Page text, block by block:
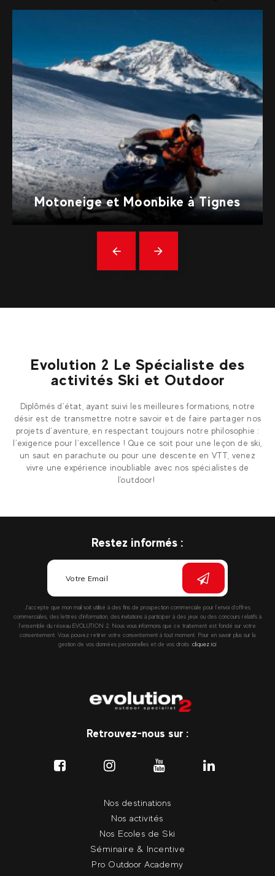
Motoneige et Moonbike à Tignes
Précédent
En
savoir
Evolution 2 Le Spécialiste des
activités Ski et Outdoor
Diplômés d’état, ayant suivi les meilleures formations, notre
désir est de transmettre notre savoir et de faire partager nos
projets d’aventure, en respectant toujours notre philosophie :
l’exigence pour l’excellence ! Que ce soit pour une leçon de ski,
un saut en parachute ou pour une descente en VTT, venez
vivre une expérience inoubliable avec nos spécialistes de
l'outdoor!
Restez informés :
J’accepte que mon mail soit utilisé à des fins de prospection commerciale pour l’envoi d’offres
commerciales, des lettres d’information, des invitations à participer à des jeux ou des concours relatifs à
l’ensemble du réseau EVOLUTION 2. Nous vous informons que ce traitement est fondé sur votre
consentement. Vous pouvez retirer votre consentement à tout moment. Pour en savoir plus sur la
gestion de vos données personnelles et de vos droits :cliquez ici
Retrouvez-nous sur :
Nos destinations
Nos activités
Nos Ecoles de Ski
Séminaire & Incentive
Pro Outdoor Academy